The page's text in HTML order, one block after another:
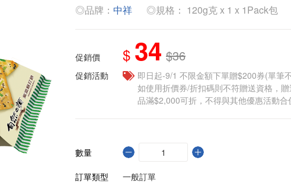
◎品牌： 中祥 ◎規格： 120g克 x 1 x 1Pack包
促銷價 $ 34 $36
促銷活動
即日起-9/1 不限金額下單贈$200券(單筆
如使用折價券/折扣碼則不符贈送資格，
品滿$2,000可折，不得與其他優惠活動合
數量
訂單類型
一般訂單